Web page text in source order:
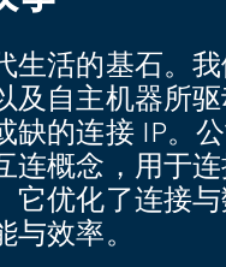
生活的基石。
及自主机器所
缺的连接 IP。
连概念，用于
它优化了连接
效率。